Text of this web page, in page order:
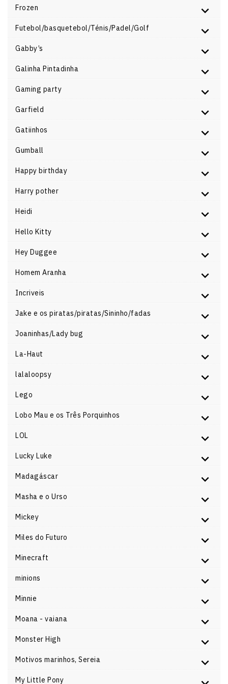
Frozen
Futebol/basquetebol/Ténis/Padel/Golf
Gabby’s
Galinha Pintadinha
Gaming party
Garfield
Gatiinhos
Gumball
Happy birthday
Harry pother
Heidi
Hello Kitty
Hey Duggee
Homem Aranha
Incriveis
Jake e os piratas/piratas/Sininho/fadas
Joaninhas/Lady bug
La-Haut
lalaloopsy
Lego
Lobo Mau e os Três Porquinhos
LOL
Lucky Luke
Madagáscar
Masha e o Urso
Mickey
Miles do Futuro
Minecraft
minions
Minnie
Moana - vaiana
Monster High
Motivos marinhos, Sereia
My Little Pony